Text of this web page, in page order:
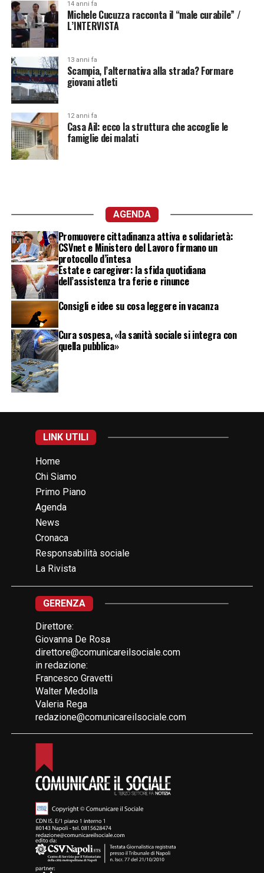
14 anni fa
Michele Cucuzza racconta il “male curabile” /
L’INTERVISTA
13 anni fa
Scampia, l’alternativa alla strada? Formare
giovani atleti
12 anni fa
Casa Ail: ecco la struttura che accoglie le
famiglie dei malati
AGENDA
Promuovere cittadinanza attiva e solidarietà:
CSVnet e Ministero del Lavoro firmano un
protocollo d’intesa
Estate e caregiver: la sfida quotidiana
dell’assistenza tra ferie e rinunce
Consigli e idee su cosa leggere in vacanza
Cura sospesa, «la sanità sociale si integra con
quella pubblica»
LINK UTILI
Home
Chi Siamo
Primo Piano
Agenda
News
Cronaca
Responsabilità sociale
La Rivista
GERENZA
Direttore:
Giovanna De Rosa
direttore@comunicareilsociale.com
in redazione:
Francesco Gravetti
Walter Medolla
Valeria Rega
redazione@comunicareilsociale.com